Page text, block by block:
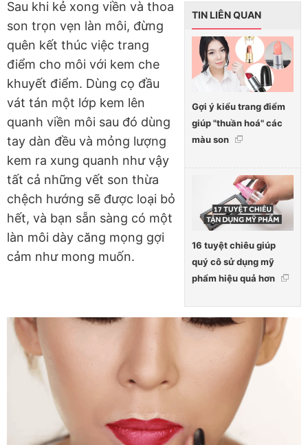
TIN LIÊN QUAN
Gợi ý kiểu trang điểm
giúp "thuần hoá" các
màu son
16 tuyệt chiêu giúp
quý cô sử dụng mỹ
phẩm hiệu quả hơn
Sau khi kẻ xong viền và thoa
son trọn vẹn làn môi, đừng
quên kết thúc việc trang
điểm cho môi với kem che
khuyết điểm. Dùng cọ đầu
vát tán một lớp kem lên
quanh viền môi sau đó dùng
tay dàn đều và mỏng lượng
kem ra xung quanh như vậy
tất cả những vết son thừa
chệch hướng sẽ được loại bỏ
hết, và bạn sẵn sàng có một
làn môi dày căng mọng gợi
cảm như mong muốn.